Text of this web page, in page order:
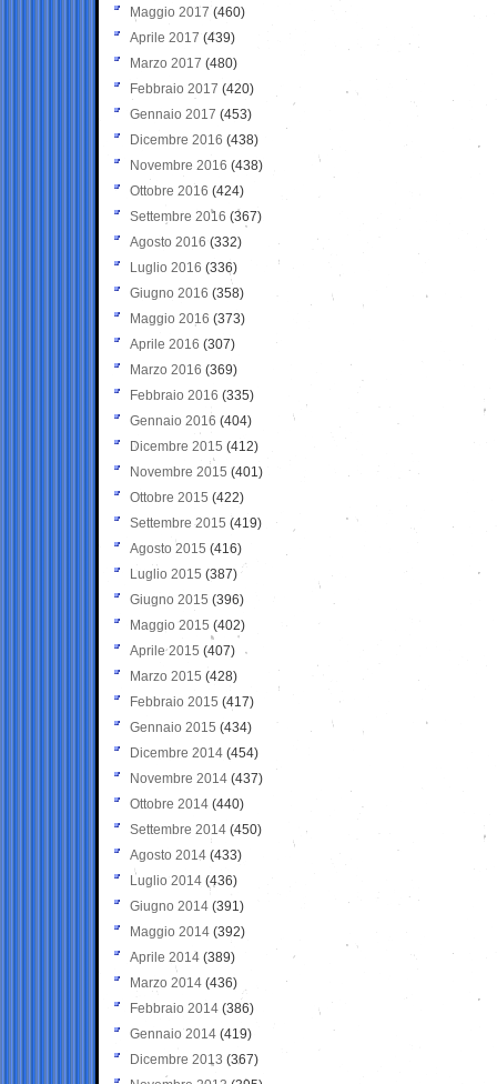
Maggio 2017 (460)
Aprile 2017 (439)
Marzo 2017 (480)
Febbraio 2017 (420)
Gennaio 2017 (453)
Dicembre 2016 (438)
Novembre 2016 (438)
Ottobre 2016 (424)
Settembre 2016 (367)
Agosto 2016 (332)
Luglio 2016 (336)
Giugno 2016 (358)
Maggio 2016 (373)
Aprile 2016 (307)
Marzo 2016 (369)
Febbraio 2016 (335)
Gennaio 2016 (404)
Dicembre 2015 (412)
Novembre 2015 (401)
Ottobre 2015 (422)
Settembre 2015 (419)
Agosto 2015 (416)
Luglio 2015 (387)
Giugno 2015 (396)
Maggio 2015 (402)
Aprile 2015 (407)
Marzo 2015 (428)
Febbraio 2015 (417)
Gennaio 2015 (434)
Dicembre 2014 (454)
Novembre 2014 (437)
Ottobre 2014 (440)
Settembre 2014 (450)
Agosto 2014 (433)
Luglio 2014 (436)
Giugno 2014 (391)
Maggio 2014 (392)
Aprile 2014 (389)
Marzo 2014 (436)
Febbraio 2014 (386)
Gennaio 2014 (419)
Dicembre 2013 (367)